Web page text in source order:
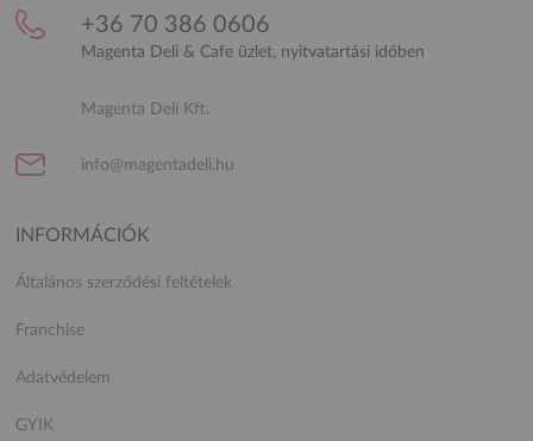
+36 70 386 0606
Magenta Deli & Cafe üzlet, nyitvatartási időben
Magenta Deli Kft.
info@magentadeli.hu
INFORMÁCIÓK
Általános szerződési feltételek
Franchise
Adatvédelem
GYIK